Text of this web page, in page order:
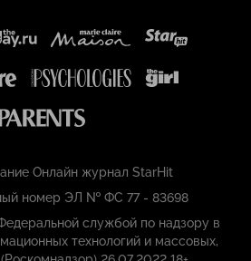
Онлайн журнал StarHit
номер ЭЛ № ФС 77 - 83698
службой по надзору в
технологий и массовых,